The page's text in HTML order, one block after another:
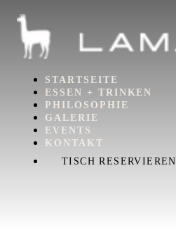
STARTSEITE
ESSEN + TRINKEN
PHILOSOPHIE
GALERIE
EVENTS
KONTAKT
TISCH RESERVIEREN